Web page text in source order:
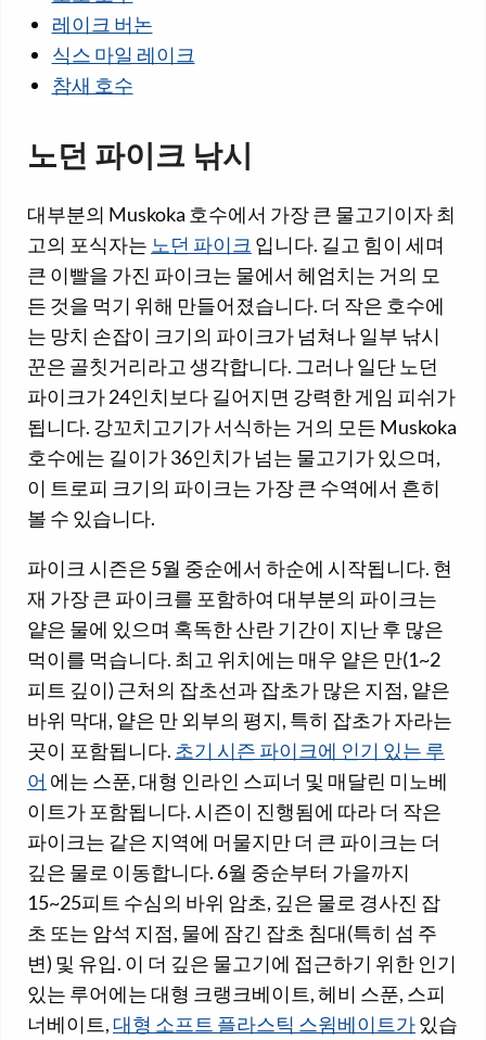
레이크 버논
식스 마일 레이크
참새 호수
노던 파이크 낚시
대부분의 Muskoka 호수에서 가장 큰 물고기이자 최
고의 포식자는 노던 파이크 입니다. 길고 힘이 세며
큰 이빨을 가진 파이크는 물에서 헤엄치는 거의 모
든 것을 먹기 위해 만들어졌습니다. 더 작은 호수에
는 망치 손잡이 크기의 파이크가 넘쳐나 일부 낚시
꾼은 골칫거리라고 생각합니다. 그러나 일단 노던
파이크가 24인치보다 길어지면 강력한 게임 피쉬가
됩니다. 강꼬치고기가 서식하는 거의 모든 Muskoka
호수에는 길이가 36인치가 넘는 물고기가 있으며,
이 트로피 크기의 파이크는 가장 큰 수역에서 흔히
볼 수 있습니다.
파이크 시즌은 5월 중순에서 하순에 시작됩니다. 현
재 가장 큰 파이크를 포함하여 대부분의 파이크는
얕은 물에 있으며 혹독한 산란 기간이 지난 후 많은
먹이를 먹습니다. 최고 위치에는 매우 얕은 만(1~2
피트 깊이) 근처의 잡초선과 잡초가 많은 지점, 얕은
바위 막대, 얕은 만 외부의 평지, 특히 잡초가 자라는
곳이 포함됩니다. 초기 시즌 파이크에 인기 있는 루
어 에는 스푼, 대형 인라인 스피너 및 매달린 미노베
이트가 포함됩니다. 시즌이 진행됨에 따라 더 작은
파이크는 같은 지역에 머물지만 더 큰 파이크는 더
깊은 물로 이동합니다. 6월 중순부터 가을까지
15~25피트 수심의 바위 암초, 깊은 물로 경사진 잡
초 또는 암석 지점, 물에 잠긴 잡초 침대(특히 섬 주
변) 및 유입. 이 더 깊은 물고기에 접근하기 위한 인기
있는 루어에는 대형 크랭크베이트, 헤비 스푼, 스피
너베이트, 대형 소프트 플라스틱 스윔베이트가있습